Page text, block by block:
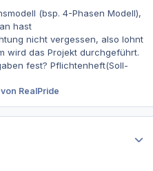
(bsp. 4-Phasen Modell),
hast
nicht vergessen, also lohnt
wird das Projekt durchgeführt.
fest? Pflichtenheft(Soll-
von RealPride